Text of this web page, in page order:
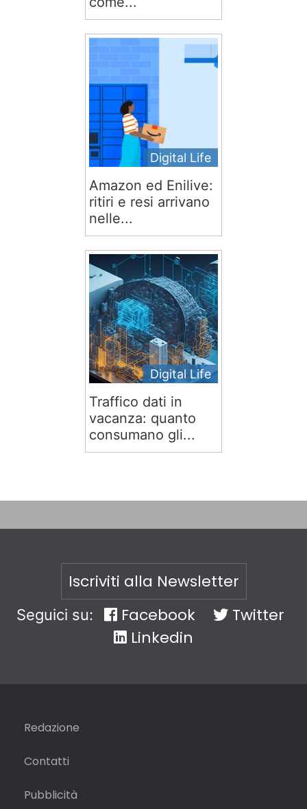
Digital Life
Amazon ed Enilive:
ritiri e resi arrivano
nelle...
Digital Life
Traffico dati in
vacanza: quanto
consumano gli...
Iscriviti alla Newsletter
Seguici su: Facebook
Twitter
Linkedin
Redazione
Contatti
Pubblicità